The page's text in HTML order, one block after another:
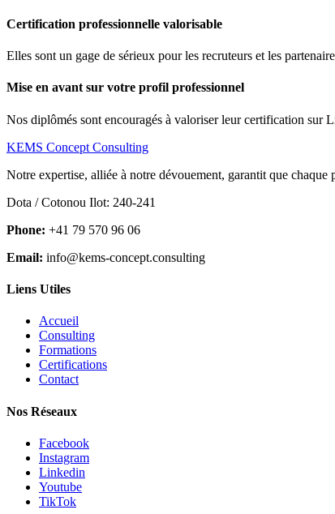
Certification professionnelle valorisable
Elles sont un gage de sérieux pour les recruteurs et les
Mise en avant sur votre profil professionnel
Nos diplômés sont encouragés à valoriser leur certification
KEMS Concept Consulting
Notre expertise, alliée à notre dévouement, garantit que
Dota / Cotonou Ilot: 240-241
Phone: +41 79 570 96 06
Email: info@kems-concept.consulting
Liens Utiles
Accueil
Consulting
Formations
Certifications
Contact
Nos Réseaux
Facebook
Instagram
Linkedin
Youtube
TikTok